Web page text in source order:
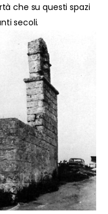
che su questi spazi
secoli.